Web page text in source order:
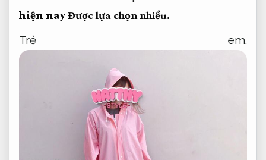
hiện nayĐược lựa chọn nhiều.
Trẻ em.